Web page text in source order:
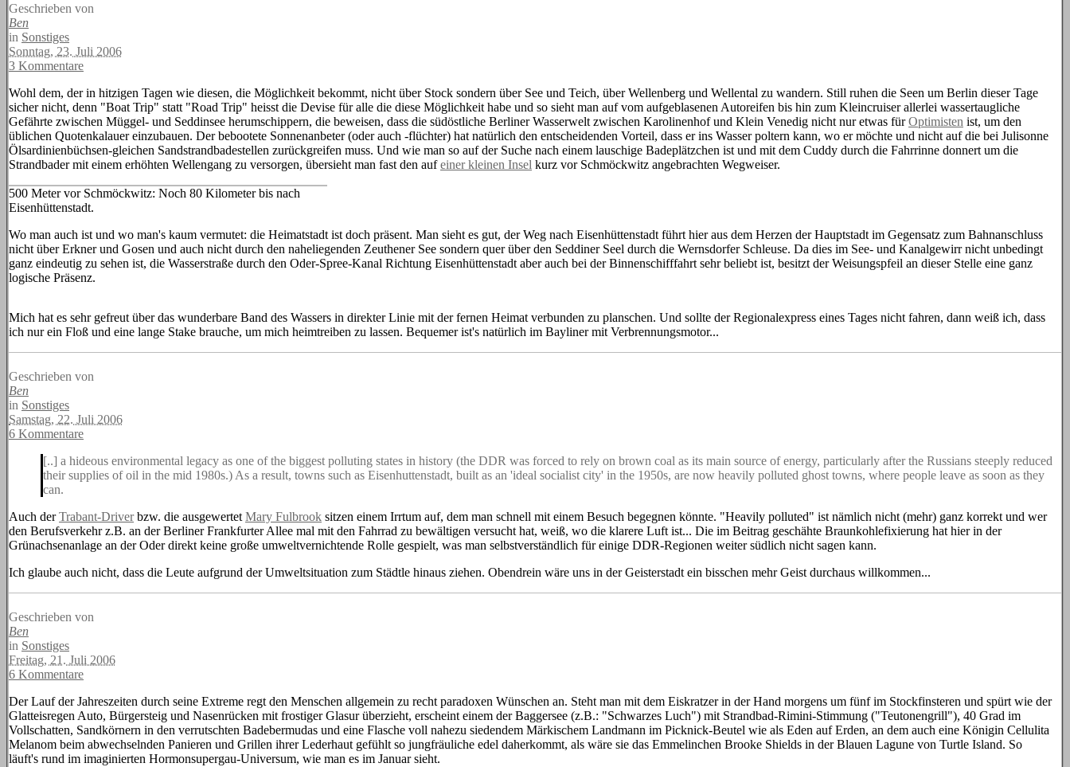
Geschrieben von
Ben
in Sonstiges
Sonntag, 23. Juli 2006
3 Kommentare
Wohl dem, der in hitzigen Tagen wie diesen, die Möglichkeit bekommt, nicht über Stock sondern über See und Teich, über Wellenberg und Wellental zu wandern. Still ruhen die Seen um Berlin dieser Tage
sicher nicht, denn "Boat Trip" statt "Road Trip" heisst die Devise für alle die diese Möglichkeit habe und so sieht man auf vom aufgeblasenen Autoreifen bis hin zum Kleincruiser allerlei wassertaugliche
Gefährte zwischen Müggel- und Seddinsee herumschippern, die beweisen, dass die südöstliche Berliner Wasserwelt zwischen Karolinenhof und Klein Venedig nicht nur etwas fürOptimisten ist, um den
üblichen Quotenkalauer einzubauen. Der bebootete Sonnenanbeter (oder auch -flüchter) hat natürlich den entscheidenden Vorteil, dass er ins Wasser poltern kann, wo er möchte und nicht auf die bei Julisonne
Ölsardinienbüchsen-gleichen Sandstrandbadestellen zurückgreifen muss. Und wie man so auf der Suche nach einem lauschige Badeplätzchen ist und mit dem Cuddy durch die Fahrrinne donnert um die
Strandbader mit einem erhöhten Wellengang zu versorgen, übersieht man fast den aufeiner kleinen Insel kurz vor Schmöckwitz angebrachten Wegweiser.
500 Meter vor Schmöckwitz: Noch 80 Kilometer bis nach
Eisenhüttenstadt.
Wo man auch ist und wo man's kaum vermutet: die Heimatstadt ist doch präsent. Man sieht es gut, der Weg nach Eisenhüttenstadt führt hier aus dem Herzen der Hauptstadt im Gegensatz zum Bahnanschluss
nicht über Erkner und Gosen und auch nicht durch den naheliegenden Zeuthener See sondern quer über den Seddiner Seel durch die Wernsdorfer Schleuse. Da dies im See- und Kanalgewirr nicht unbedingt
ganz eindeutig zu sehen ist, die Wasserstraße durch den Oder-Spree-Kanal Richtung Eisenhüttenstadt aber auch bei der Binnenschifffahrt sehr beliebt ist, besitzt der Weisungspfeil an dieser Stelle eine ganz
logische Präsenz.
Mich hat es sehr gefreut über das wunderbare Band des Wassers in direkter Linie mit der fernen Heimat verbunden zu planschen. Und sollte der Regionalexpress eines Tages nicht fahren, dann weiß ich, dass
ich nur ein Floß und eine lange Stake brauche, um mich heimtreiben zu lassen. Bequemer ist's natürlich im Bayliner mit Verbrennungsmotor...
Geschrieben von
Ben
in Sonstiges
Samstag, 22. Juli 2006
6 Kommentare
[..] a hideous environmental legacy as one of the biggest polluting states in history (the DDR was forced to rely on brown coal as its main source of energy, particularly after the Russians steeply reduced
their supplies of oil in the mid 1980s.) As a result, towns such as Eisenhuttenstadt, built as an 'ideal socialist city' in the 1950s, are now heavily polluted ghost towns, where people leave as soon as they
can.
Auch derTrabant-Driverbzw. die ausgewertet Mary Fulbrook sitzen einem Irrtum auf, dem man schnell mit einem Besuch begegnen könnte. "Heavily polluted" ist nämlich nicht (mehr) ganz korrekt und wer
den Berufsverkehr z.B. an der Berliner Frankfurter Allee mal mit den Fahrrad zu bewältigen versucht hat, weiß, wo die klarere Luft ist... Die im Beitrag geschähte Braunkohlefixierung hat hier in der
Grünachsenanlage an der Oder direkt keine große umweltvernichtende Rolle gespielt, was man selbstverständlich für einige DDR-Regionen weiter südlich nicht sagen kann.
Ich glaube auch nicht, dass die Leute aufgrund der Umweltsituation zum Städtle hinaus ziehen. Obendrein wäre uns in der Geisterstadt ein bisschen mehr Geist durchaus willkommen...
Geschrieben von
Ben
in Sonstiges
Freitag, 21. Juli 2006
6 Kommentare
Der Lauf der Jahreszeiten durch seine Extreme regt den Menschen allgemein zu recht paradoxen Wünschen an. Steht man mit dem Eiskratzer in der Hand morgens um fünf im Stockfinsteren und spürt wie der
Glatteisregen Auto, Bürgersteig und Nasenrücken mit frostiger Glasur überzieht, erscheint einem der Baggersee (z.B.: "Schwarzes Luch") mit Strandbad-Rimini-Stimmung ("Teutonengrill"), 40 Grad im
Vollschatten, Sandkörnern in den verrutschten Badebermudas und eine Flasche voll nahezu siedendem Märkischem Landmann im Picknick-Beutel wie als Eden auf Erden, an dem auch eine Königin Cellulita
Melanom beim abwechselnden Panieren und Grillen ihrer Lederhaut gefühlt so jungfräuliche edel daherkommt, als wäre sie das Emmelinchen Brooke Shields in der Blauen Lagune von Turtle Island. So
läuft's rund im imaginierten Hormonsupergau-Universum, wie man es im Januar sieht.